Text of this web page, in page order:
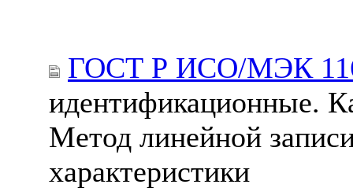
ГОСТ Р ИСО/МЭК
идентификационные.
Метод линейной
характеристики